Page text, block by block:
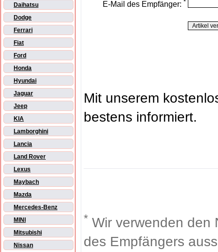
Daihatsu
Dodge
Ferrari
Fiat
Ford
Honda
Hyundai
Jaguar
Jeep
KIA
Lamborghini
Lancia
Land Rover
Lexus
Maybach
Mazda
Mercedes-Benz
MINI
Mitsubishi
Nissan
E-Mail des Empfänger: *
Mit unserem
bestens informiert.
* Wir verwenden den
des Empfängers